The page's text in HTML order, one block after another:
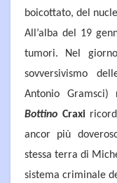
boicottato, del
All’alba del 19
tumori. Nel
sovversivismo
Antonio Gramsci)
Bottino Craxi
ancor più
stessa terra di
sistema criminale